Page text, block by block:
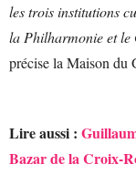
les trois institutions
la Philharmonie et le
précise la Maison du
Lire aussi :
Bazar de la Croix-